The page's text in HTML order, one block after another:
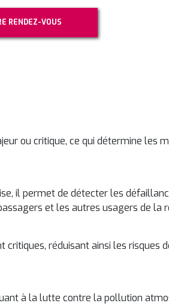
RENDEZ-VOUS
ou critique, ce qui détermine les
il permet de détecter les
et les autres usagers de la
réduisant ainsi les risques
à la lutte contre la pollution